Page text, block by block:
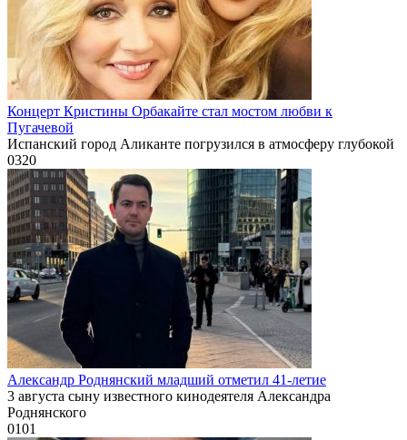
Концерт Кристины Орбакайте стал мостом любви к
Пугачевой
Испанский город Аликанте погрузился в атмосферу глубокой
0320
Александр Роднянский младший отметил 41-летие
3 августа сыну известного кинодеятеля Александра
Роднянского
0101